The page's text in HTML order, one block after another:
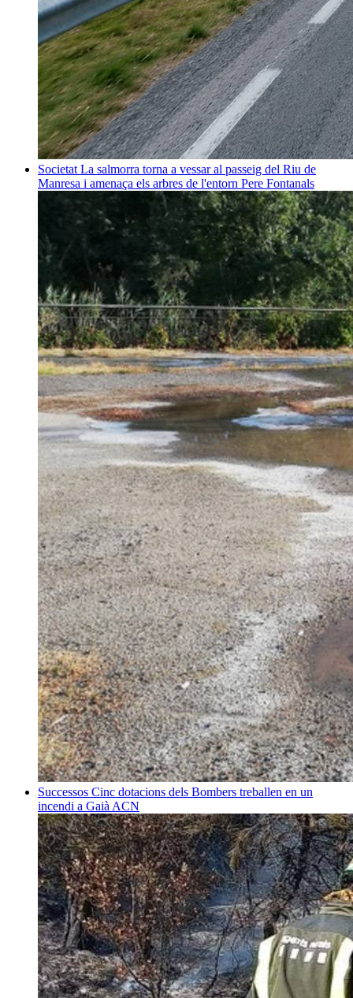
Societat La salmorra torna a vessar al passeig del Riu de
Manresa i amenaça els arbres de l'entorn Pere Fontanals
Successos Cinc dotacions dels Bombers treballen en un
incendi a Gaià ACN